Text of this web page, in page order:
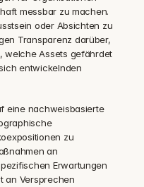
messbar zu machen.
oder Absichten zu
Transparenz darüber,
welche Assets gefährdet
entwickelnden
eine nachweisbasierte
zu
an
Erwartungen
an Versprechen